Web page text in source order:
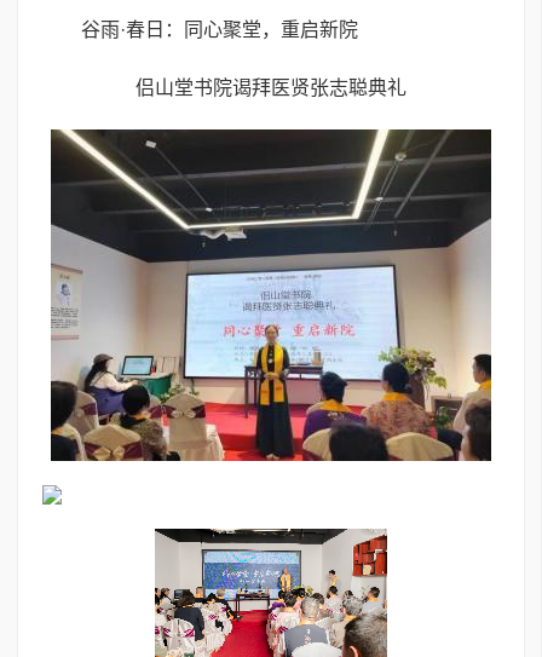
谷雨·春日：同心聚堂，重启新院
侣山堂书院谒拜医贤张志聪典礼